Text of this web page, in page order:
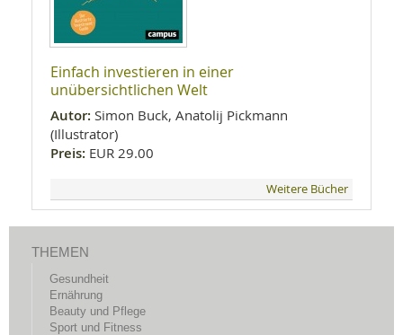
Einfach investieren in einer
unübersichtlichen Welt
Autor: Simon Buck, Anatolij Pickmann
(Illustrator)
Preis: EUR 29.00
Weitere Bücher
THEMEN
Gesundheit
Ernährung
Beauty und Pflege
Sport und Fitness